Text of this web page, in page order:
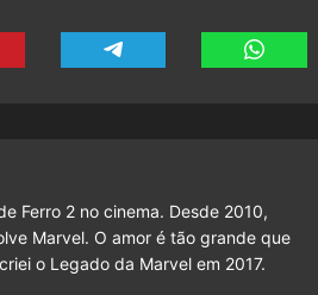
Ferro 2 no cinema. Desde 2010,
Marvel. O amor é tão grande que
o Legado da Marvel em 2017.